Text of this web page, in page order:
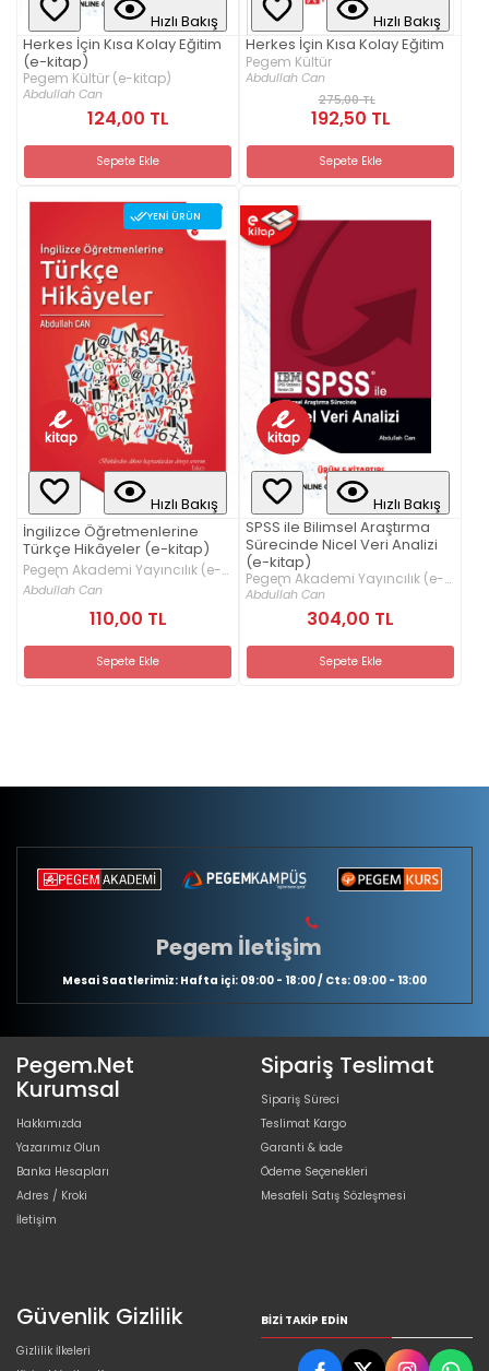
Hızlı Bakış
Herkes İçin Kısa Kolay Eğitim
(e-kitap)
Pegem Kültür (e-kitap)
Abdullah Can
124,00 TL
Sepete Ekle
Hızlı Bakış
Herkes İçin Kısa Kolay Eğitim
Pegem Kültür
Abdullah Can
275,00 TL
192,50 TL
Sepete Ekle
YENI ÜRÜN
Hızlı Bakış
İngilizce Öğretmenlerine
Türkçe Hikâyeler (e-kitap)
Pegem Akademi Yayıncılık (e-
kitap)
Abdullah Can
110,00 TL
Sepete Ekle
Hızlı Bakış
SPSS ile Bilimsel Araştırma
Sürecinde Nicel Veri Analizi
(e-kitap)
Pegem Akademi Yayıncılık (e-
kitap)
Abdullah Can
304,00 TL
Sepete Ekle
Pegem İletişim
Mesai Saatlerimiz: Hafta içi: 09:00 - 18:00 / Cts: 09:00 - 13:00
Pegem.Net
Kurumsal
Hakkımızda
Yazarımız Olun
Banka Hesapları
Adres / Kroki
İletişim
Sipariş Teslimat
Sipariş Süreci
Teslimat Kargo
Garanti & İade
Ödeme Seçenekleri
Mesafeli Satış Sözleşmesi
Güvenlik Gizlilik
Gizlilik İlkeleri
BIZI TAKIP EDIN